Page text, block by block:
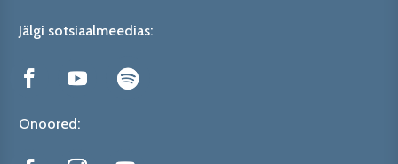
Jälgi sotsiaalmeedias:
Onoored: